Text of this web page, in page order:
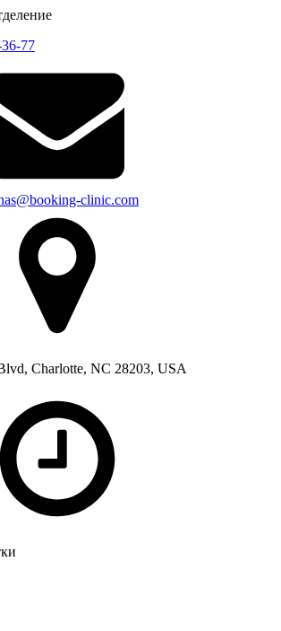
77
clinic.com
Charlotte, NC 28203, USA